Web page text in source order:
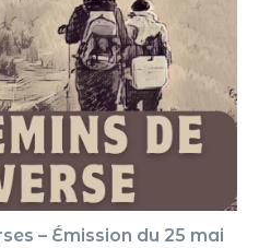
– Émission du 25 mai